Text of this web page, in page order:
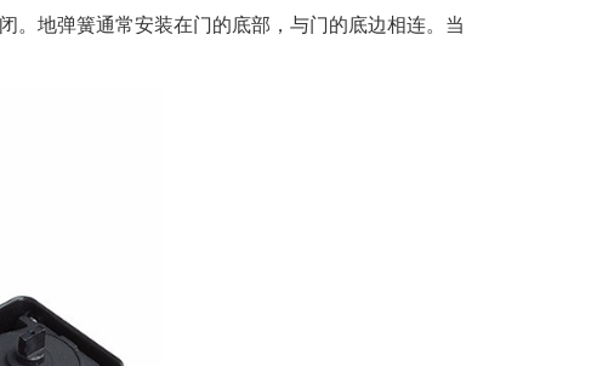
地弹簧通常安装在门的底部，与门的底边相连。当